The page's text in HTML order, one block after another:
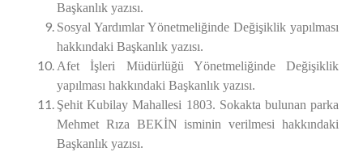
Başkanlık yazısı.
Sosyal Yardımlar Yönetmeliğinde Değişiklik yapılması
hakkındaki Başkanlık yazısı.
Afet İşleri Müdürlüğü Yönetmeliğinde Değişiklik
yapılması hakkındaki Başkanlık yazısı.
Şehit Kubilay Mahallesi 1803. Sokakta bulunan parka
Mehmet Rıza BEKİN isminin verilmesi hakkındaki
Başkanlık yazısı.